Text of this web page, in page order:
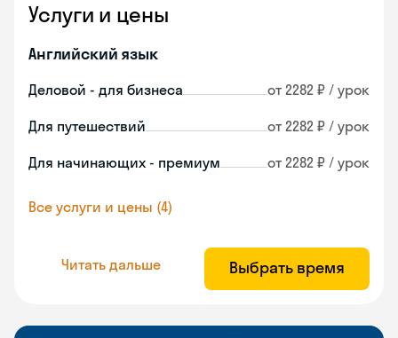
Услуги и цены
Английский язык
Деловой - для бизнеса от 2282 ₽ / урок
Для путешествий от 2282 ₽ / урок
Для начинающих - премиум от 2282 ₽ / урок
Все услуги и цены (4)
Читать дальше Выбрать время